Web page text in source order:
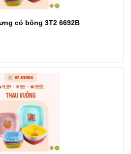
có bông 3T2 6692B